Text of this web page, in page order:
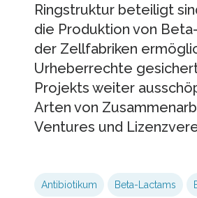
Ringstruktur beteiligt
die Produktion von
der Zellfabriken
Urheberrechte
Projekts weiter
Arten von
Ventures und
Antibiotikum Beta-Lactams